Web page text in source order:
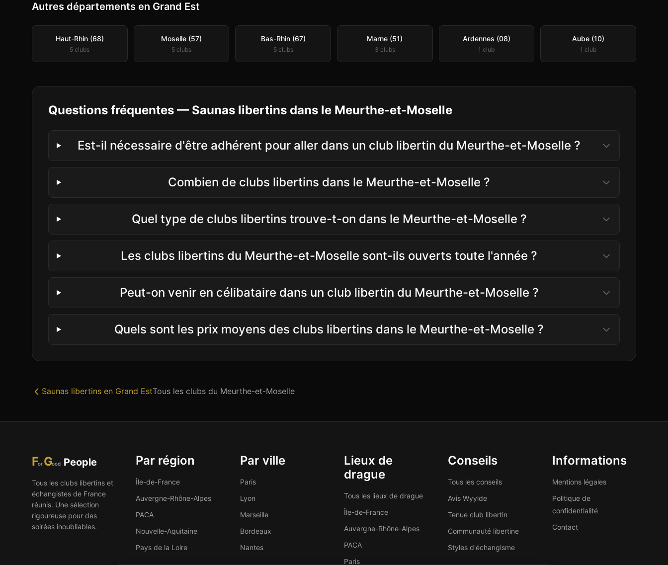
Autres départements en Grand Est
Haut-Rhin (68)
5 clubs
Moselle (57)
5clubs
Bas-Rhin (67)
5clubs
Marne (51)
3 clubs
Ardennes (08)
1 club
Aube (10)
1 club
Questions fréquentes — Saunas libertins dans le Meurthe-et-Moselle
Est-il nécessaire d'être adhérent pour aller dans un club libertin du Meurthe-et-Moselle ?
Combien de clubs libertins dans le Meurthe-et-Moselle ?
Quel type de clubs libertins trouve-t-on dans le Meurthe-et-Moselle ?
Les clubs libertins du Meurthe-et-Moselle sont-ils ouverts toute l'année ?
Peut-on venir en célibataire dans un club libertin du Meurthe-et-Moselle ?
Quels sont les prix moyens des clubs libertins dans le Meurthe-et-Moselle ?
Saunas libertins en Grand EstTous les clubs du Meurthe-et-Moselle
For Good People
Tous les clubs libertins et
échangistes de France
réunis. Une sélection
rigoureuse pour des
soirées inoubliables.
Par région
Île-de-France
Auvergne-Rhône-Alpes
PACA
Nouvelle-Aquitaine
Pays de la Loire
Par ville
Paris
Lyon
Marseille
Bordeaux
Nantes
Lieux de
drague
Tous les lieux de drague
Île-de-France
Auvergne-Rhône-Alpes
PACA
Paris
Conseils
Tous les conseils
Avis Wyylde
Tenue club libertin
Communauté libertine
Styles d'échangisme
Informations
Mentions légales
Politique de
confidentialité
Contact